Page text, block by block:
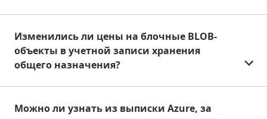
Изменились ли цены на блочные BLOB-
объекты в учетной записи хранения
общего назначения?
Можно ли узнать из выписки Azure, за